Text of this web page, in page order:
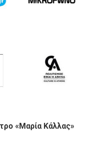
«Μαρία Κάλλας»